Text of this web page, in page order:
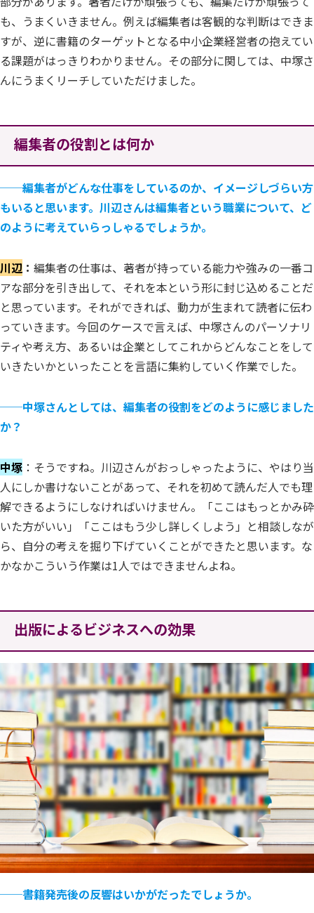
も、うまくいきません。例えば編集者は客観的な判断はできま
すが、逆に書籍のターゲットとなる中小企業経営者の抱えてい
る課題がはっきりわかりません。その部分に関しては、中塚さ
んにうまくリーチしていただけました。
編集者の役割とは何か
──編集者がどんな仕事をしているのか、イメージしづらい方
もいると思います。川辺さんは編集者という職業について、ど
のように考えていらっしゃるでしょうか。
川辺 ： 編集者の仕事は、著者が持っている能力や強みの一番コ
アな部分を引き出して、それを本という形に封じ込めることだ
と思っています。それができれば、動力が生まれて読者に伝わ
っていきます。今回のケースで言えば、中塚さんのパーソナリ
ティや考え方、あるいは企業としてこれからどんなことをして
いきたいかといったことを言語に集約していく作業でした。
──中塚さんとしては、編集者の役割をどのように感じました
か？
中塚 ：そうですね。川辺さんがおっしゃったように、やはり当
人にしか書けないことがあって、それを初めて読んだ人でも理
解できるようにしなければいけません。「ここはもっとかみ砕
いた方がいい」「ここはもう少し詳しくしよう」と相談しなが
ら、自分の考えを掘り下げていくことができたと思います。な
かなかこういう作業は1人ではできませんよね。
出版によるビジネスへの効果
──書籍発売後の反響はいかがだったでしょうか。